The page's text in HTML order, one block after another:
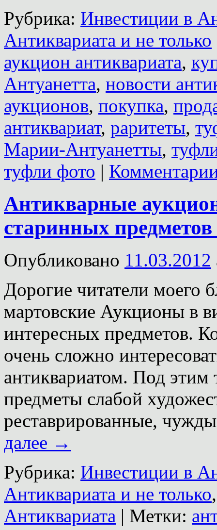
Рубрика: Инвестиции в
Антиквариата и не только
аукцион антиквариата,
Антуанетта, новости
аукционов, покупка,
антиквариат, раритеты,
Марии-Антуанетты,
туфли фото |
Антикварные
старинных предметов
Опубликовано 11.03.2012
Дорогие читатели моего
мартовские Аукционы в
интересных предметов.
очень сложно
антиквариатом. Под
предметы слабой
реставрированные,
далее →
Рубрика: Инвестиции в
Антиквариата и не только
Антиквариата | Метки: